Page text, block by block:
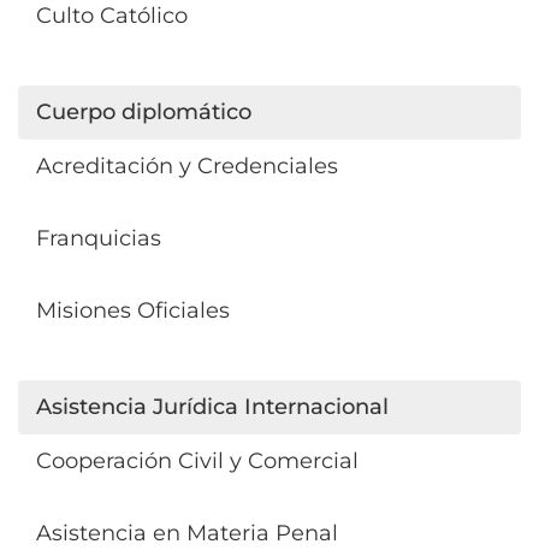
Culto Católico
Cuerpo diplomático
Acreditación y Credenciales
Franquicias
Misiones Oficiales
Asistencia Jurídica Internacional
Cooperación Civil y Comercial
Asistencia en Materia Penal